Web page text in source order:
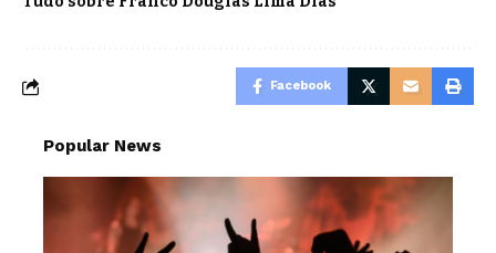
Facebook
Popular News